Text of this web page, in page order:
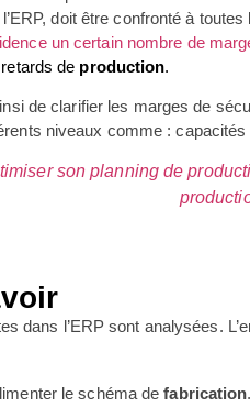
doit être confronté à
un certain nombre de
de production.
de clarifier les marges de
niveaux comme : capacités
son planning de
dans l’ERP sont analysées.
le schéma defabrication